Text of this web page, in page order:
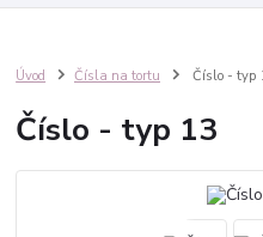
Úvod Čísla na tortu Číslo - typ
Číslo - typ 13